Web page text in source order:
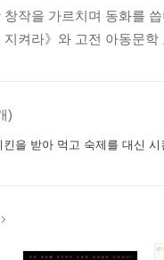
작을 가르치며 동화를
지켜라》와 고전 아동문
)
킨을 받아 먹고 숙제를 대신 시